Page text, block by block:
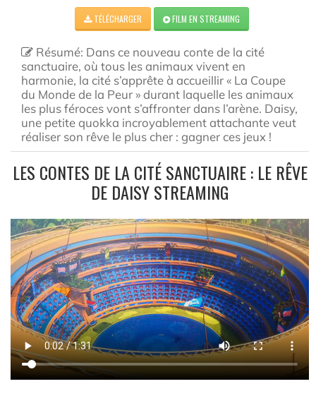
TÉLÉCHARGER FILM EN STREAMING
Résumé: Dans ce nouveau conte de la cité
sanctuaire, où tous les animaux vivent en
harmonie, la cité s’apprête à accueillir « La Coupe
du Monde de la Peur » durant laquelle les animaux
les plus féroces vont s’affronter dans l’arène. Daisy,
une petite quokka incroyablement attachante veut
réaliser son rêve le plus cher : gagner ces jeux !
LES CONTES DE LA CITÉ SANCTUAIRE : LE RÊVE
DE DAISY STREAMING